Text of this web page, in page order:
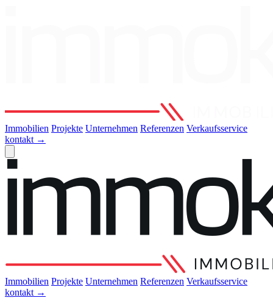
Immobilien Projekte Unternehmen Referenzen Verkaufsservice
kontakt →
Immobilien Projekte Unternehmen Referenzen Verkaufsservice
kontakt →